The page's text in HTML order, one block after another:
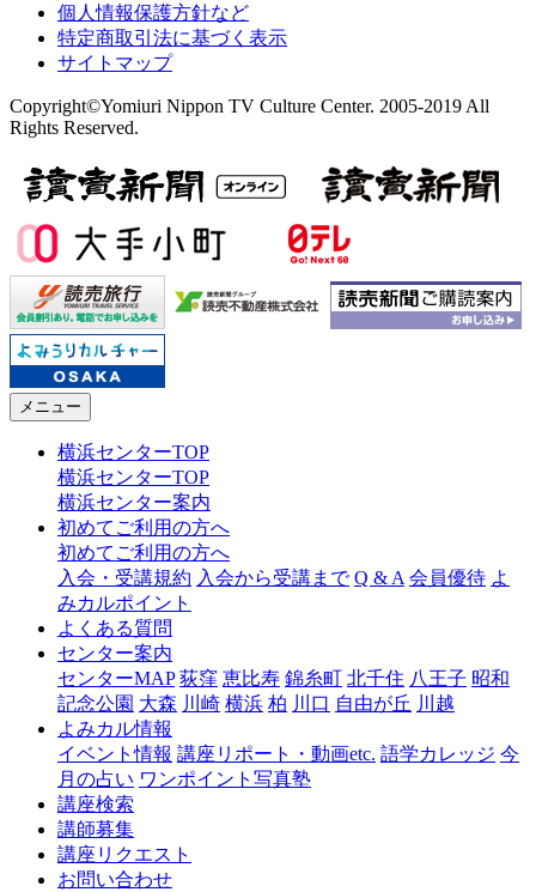
個人情報保護方針など
特定商取引法に基づく表示
サイトマップ
Copyright©Yomiuri Nippon TV Culture Center. 2005-2019 All
Rights Reserved.
メニュー
横浜センターTOP
横浜センターTOP
横浜センター案内
初めてご利用の方へ
初めてご利用の方へ
入会・受講規約 入会から受講まで Q & A 会員優待 よ
みカルポイント
よくある質問
センター案内
センターMAP 荻窪 恵比寿 錦糸町 北千住 八王子 昭和
記念公園 大森 川崎 横浜 柏 川口 自由が丘 川越
よみカル情報
イベント情報 講座リポート・動画etc. 語学カレッジ 今
月の占い ワンポイント写真塾
講座検索
講師募集
講座リクエスト
お問い合わせ